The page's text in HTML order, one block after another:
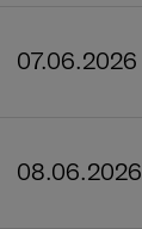
07.06.2026
08.06.2026